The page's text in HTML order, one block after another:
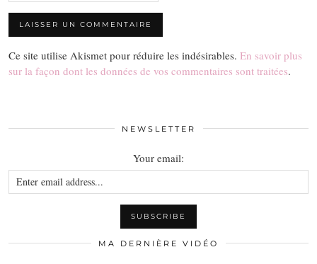
Ce site utilise Akismet pour réduire les indésirables. En savoir plus
sur la façon dont les données de vos commentaires sont traitées.
NEWSLETTER
Your email:
MA DERNIÈRE VIDÉO